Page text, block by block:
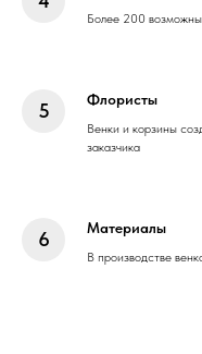
Более 200
Флористы
Венки и корзины
заказчика
Материалы
В производстве